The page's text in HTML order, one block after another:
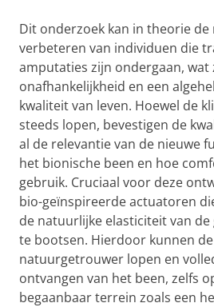
Dit onderzoek kan in theorie
verbeteren van individuen die
amputaties zijn ondergaan,
onafhankelijkheid en een
kwaliteit van leven. Hoewel de
steeds lopen, bevestigen de
al de relevantie van de nieuwe
het bionische been en hoe
gebruik. Cruciaal voor deze
bio-geïnspireerde actuatoren
de natuurlijke elasticiteit van
te bootsen. Hierdoor kunnen
natuurgetrouwer lopen en
ontvangen van het been, zelfs
begaanbaar terrein zoals een